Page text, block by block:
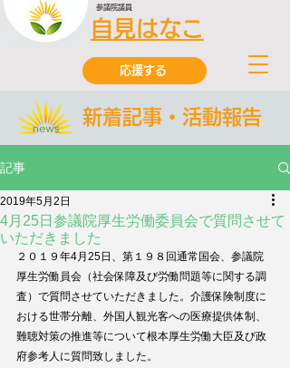
自見はなこ
参議院議員
応援する
新着記事・活動報告
記事
4月25日参議院厚生労働委員会で質問させて
いただきました
2019年5月2日
２０１９年4月25日、第１９８回通常国会、参議院
厚生労働員会（社会保障及び労働問題等に関する調
査）で質問させていただきました。介護保険制度に
おける世帯分離、外国人観光客への医療提供体制、
難聴対策の推進等について根本厚生労働大臣及び政
府参考人に質問致しました。